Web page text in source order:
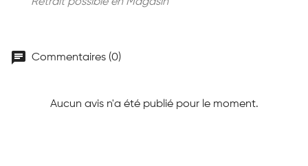
chat Commentaires (0)
Aucun avis n'a été publié pour le moment.